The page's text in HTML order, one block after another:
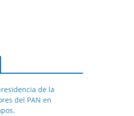
de la
del PAN en